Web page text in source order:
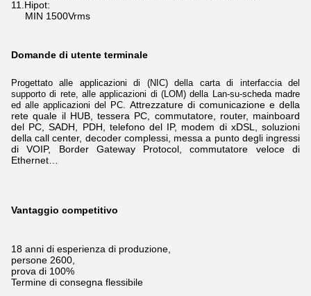
11.Hipot:
MIN 1500Vrms
Domande di utente terminale
Progettato alle applicazioni di (NIC) della carta di interfaccia del
supporto di rete, alle applicazioni di (LOM) della Lan-su-scheda madre
ed alle applicazioni del PC. Attrezzature di comunicazione e della
retequale il HUB, tessera PC, commutatore, router, mainboard
del PC, SADH, PDH, telefono del IP, modem di xDSL,
soluzioni
della call center, decoder complessi, messa a punto degli ingressi
di VOIP, Border Gateway Protocol, commutatore veloce di
Ethernet…
Vantaggio competitivo
18 anni di esperienza di produzione,
persone 2600,
prova di 100%
Termine di consegna flessibile